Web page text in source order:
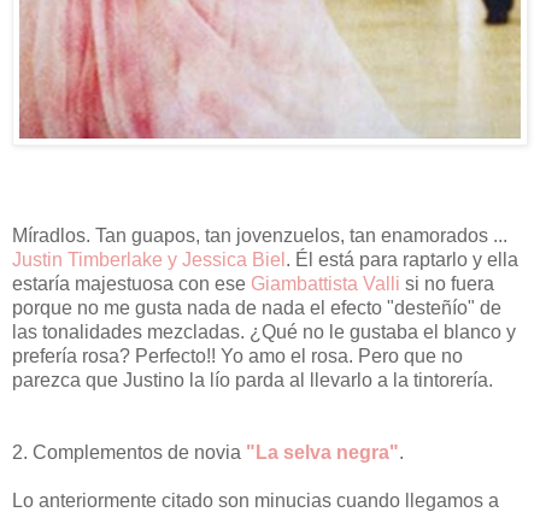
Míradlos. Tan guapos, tan jovenzuelos, tan enamorados ...
Justin Timberlake y Jessica Biel . Él está para raptarlo y ella
estaría majestuosa con ese Giambattista Valli si no fuera
porque no me gusta nada de nada el efecto "desteñío" de
las tonalidades mezcladas. ¿Qué no le gustaba el blanco y
prefería rosa? Perfecto!! Yo amo el rosa. Pero que no
parezca que Justino la lío parda al llevarlo a la tintorería.
2. Complementos de novia "La selva negra".
Lo anteriormente citado son minucias cuando llegamos a